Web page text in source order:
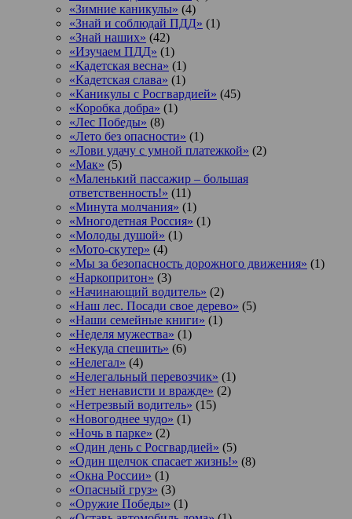
«Зимние каникулы» (4)
«Знай и соблюдай ПДД» (1)
«Знай наших» (42)
«Изучаем ПДД» (1)
«Кадетская весна» (1)
«Кадетская слава» (1)
«Каникулы с Росгвардией» (45)
«Коробка добра» (1)
«Лес Победы» (8)
«Лето без опасности» (1)
«Лови удачу с умной платежкой» (2)
«Мак» (5)
«Маленький пассажир – большая
ответственность!» (11)
«Минута молчания» (1)
«Многодетная Россия» (1)
«Молоды душой» (1)
«Мото-скутер» (4)
«Мы за безопасность дорожного движения» (1)
«Наркопритон» (3)
«Начинающий водитель» (2)
«Наш лес. Посади свое дерево» (5)
«Наши семейные книги» (1)
«Неделя мужества» (1)
«Некуда спешить» (6)
«Нелегал» (4)
«Нелегальный перевозчик» (1)
«Нет ненависти и вражде» (2)
«Нетрезвый водитель» (15)
«Новогоднее чудо» (1)
«Ночь в парке» (2)
«Один день с Росгвардией» (5)
«Один щелчок спасает жизнь!» (8)
«Окна России» (1)
«Опасный груз» (3)
«Оружие Победы» (1)